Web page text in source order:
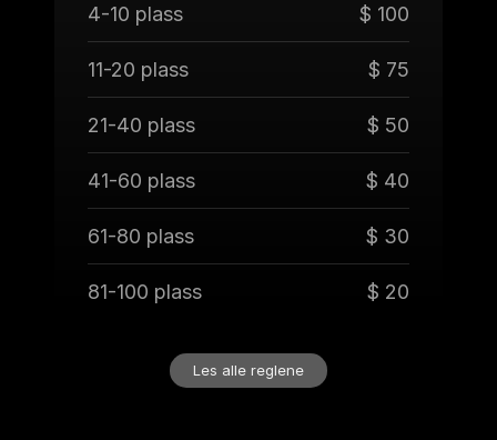
4-10 plass $ 100
11-20 plass $ 75
21-40 plass $ 50
41-60 plass $ 40
61-80 plass $ 30
81-100 plass $ 20
Les alle reglene